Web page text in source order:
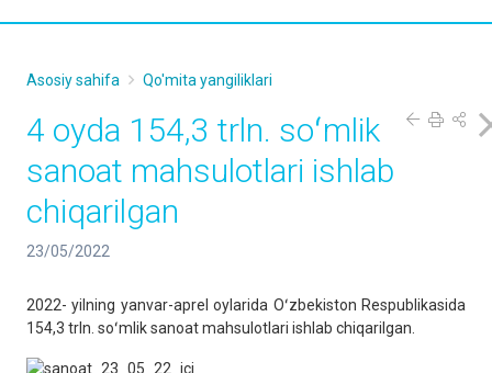
Asosiy sahifa Qo'mita yangiliklari
4 oyda 154,3 trln. soʻmlik
sanoat mahsulotlari ishlab
chiqarilgan
23/05/2022
2022- yilning yanvar-aprel oylarida Oʻzbekiston Respublikasida
154,3 trln. soʻmlik sanoat mahsulotlari ishlab chiqarilgan.